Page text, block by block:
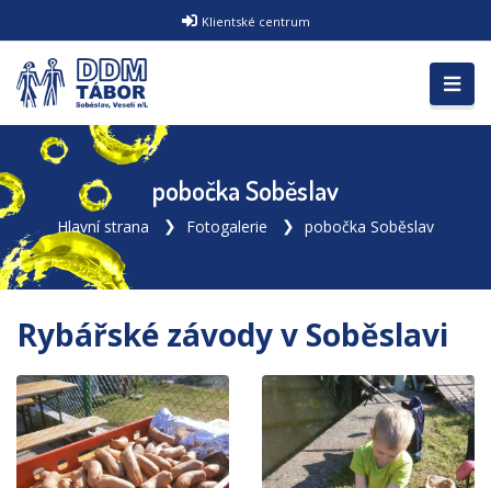
Klientské centrum
pobočka Soběslav
Hlavní strana Fotogalerie pobočka Soběslav
Rybářské závody v Soběslavi